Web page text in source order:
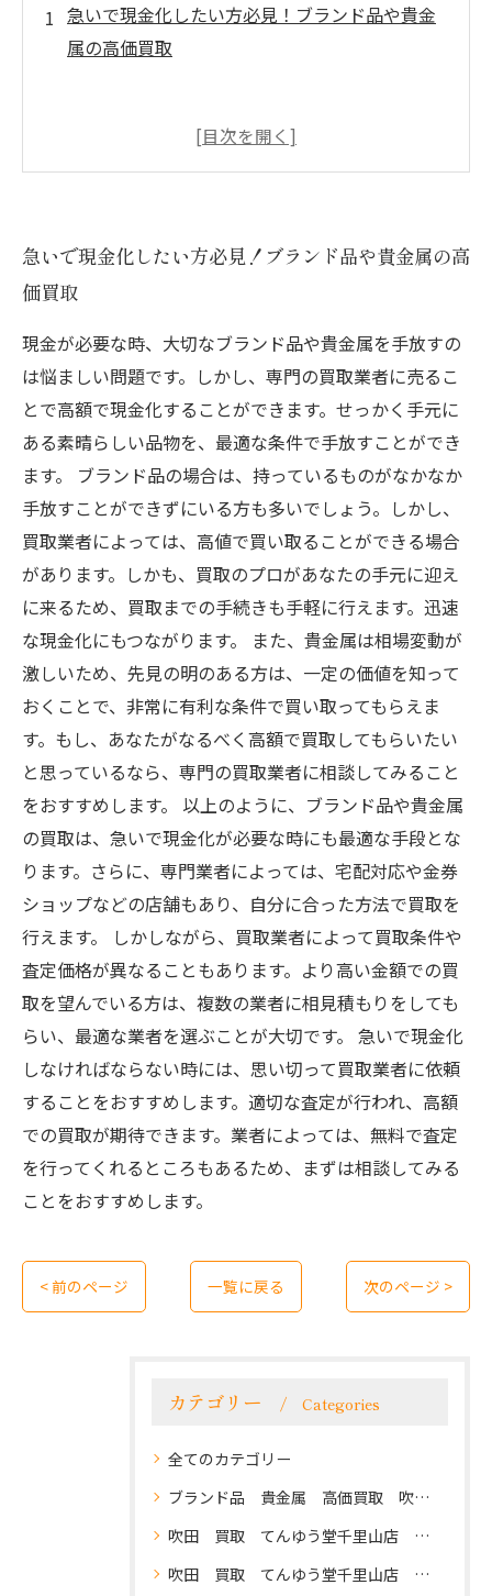
急いで現金化したい方必見！ブランド品や貴金
属の高価買取
急いで現金化したい方必見！ブランド品や貴金属の高
価買取
現金が必要な時、大切なブランド品や貴金属を手放すの
は悩ましい問題です。しかし、専門の買取業者に売るこ
とで高額で現金化することができます。せっかく手元に
ある素晴らしい品物を、最適な条件で手放すことができ
ます。 ブランド品の場合は、持っているものがなかなか
手放すことができずにいる方も多いでしょう。しかし、
買取業者によっては、高値で買い取ることができる場合
があります。しかも、買取のプロがあなたの手元に迎え
に来るため、買取までの手続きも手軽に行えます。迅速
な現金化にもつながります。 また、貴金属は相場変動が
激しいため、先見の明のある方は、一定の価値を知って
おくことで、非常に有利な条件で買い取ってもらえま
す。もし、あなたがなるべく高額で買取してもらいたい
と思っているなら、専門の買取業者に相談してみること
をおすすめします。 以上のように、ブランド品や貴金属
の買取は、急いで現金化が必要な時にも最適な手段とな
ります。さらに、専門業者によっては、宅配対応や金券
ショップなどの店舗もあり、自分に合った方法で買取を
行えます。 しかしながら、買取業者によって買取条件や
査定価格が異なることもあります。より高い金額での買
取を望んでいる方は、複数の業者に相見積もりをしても
らい、最適な業者を選ぶことが大切です。 急いで現金化
しなければならない時には、思い切って買取業者に依頼
することをおすすめします。適切な査定が行われ、高額
での買取が期待できます。業者によっては、無料で査定
を行ってくれるところもあるため、まずは相談してみる
ことをおすすめします。
< 前のページ 一覧に戻る 次のページ >
カテゴリー Categories
全てのカテゴリー
ブランド品 貴金属 高価買取 吹田 地域密着 クチコミ評価 高評価 まずはお電話を てんゆう堂千里山店 阪急千里山駅徒歩1分
吹田 買取 てんゆう堂千里山店 高価買取
吹田 買取 てんゆう堂千里山店 高価買取 不用品買取 商品券なども高還元 まずはお気軽にご相談ください